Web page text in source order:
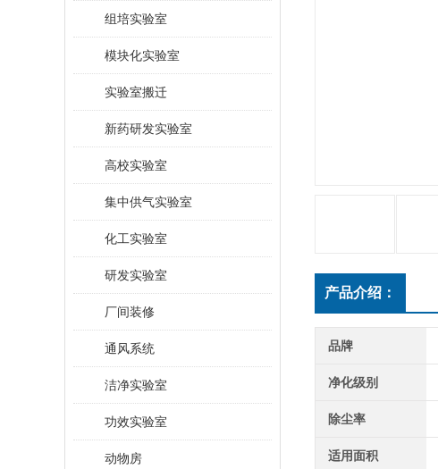
组培实验室
模块化实验室
实验室搬迁
新药研发实验室
高校实验室
集中供气实验室
化工实验室
研发实验室
厂间装修
通风系统
洁净实验室
功效实验室
动物房
产品介绍：
品牌
净化级别
除尘率
适用面积